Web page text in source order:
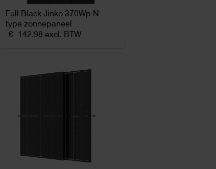
Full Black Jinko 370Wp N-
type zonnepaneel
€ 142,98 excl. BTW